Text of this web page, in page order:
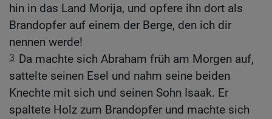
hin in das Land Morija, und opfere ihn dort als
Brandopfer auf einem der Berge, den ich dir
nennen werde!
3 Da machte sich Abraham früh am Morgen auf,
sattelte seinen Esel und nahm seine beiden
Knechte mit sich und seinen Sohn Isaak. Er
spaltete Holz zum Brandopfer und machte sich